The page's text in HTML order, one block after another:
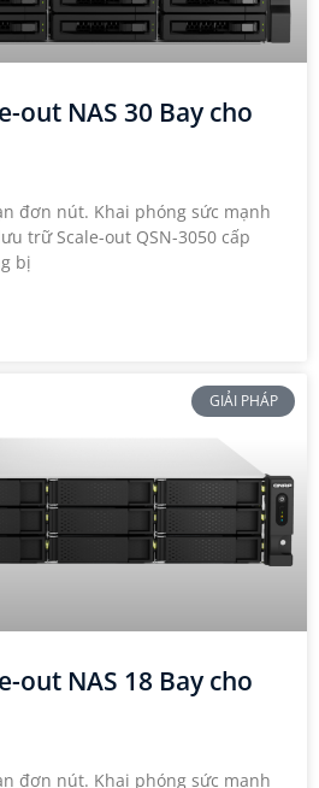
out NAS 30 Bay cho
đơn nút. Khai phóng sức mạnh
trữ Scale-out QSN-3050 cấp
bị
GIẢI PHÁP
out NAS 18 Bay cho
đơn nút. Khai phóng sức mạnh